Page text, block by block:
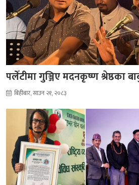
पलेँटीमा गुञ्जिए मदनकृष्ण श्रेष्ठका
बिहीबार, साउन २१, २०८३